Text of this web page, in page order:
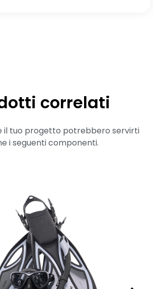
correlati
il tuo progetto potrebbero servirti
i seguenti componenti.